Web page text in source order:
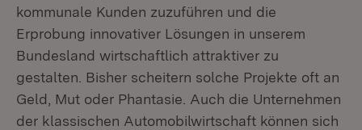
kommunale Kunden zuzuführen und die
Erprobung innovativer Lösungen in unserem
Bundesland wirtschaftlich attraktiver zu
gestalten. Bisher scheitern solche Projekte oft an
Geld, Mut oder Phantasie. Auch die Unternehmen
der klassischen Automobilwirtschaft können sich